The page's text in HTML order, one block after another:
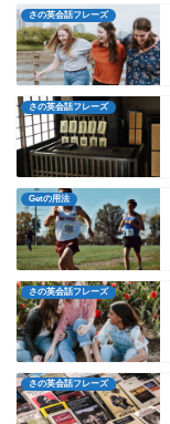
さの英会話フレーズ
さの英会話フレーズ
Getの用法
さの英会話フレーズ
さの英会話フレーズ